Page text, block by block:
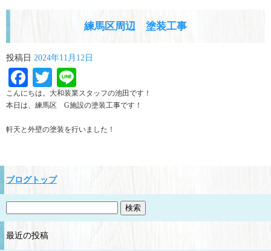
練馬区周辺 塗装工事
投稿日 2024年11月12日
Facebook
Twitter
こんにちは。大和装業スタッフの池田です！
本日は、練馬区 G施設の塗装工事です！
軒天と外壁の塗装を行いました！
ブログトップ
最近の投稿